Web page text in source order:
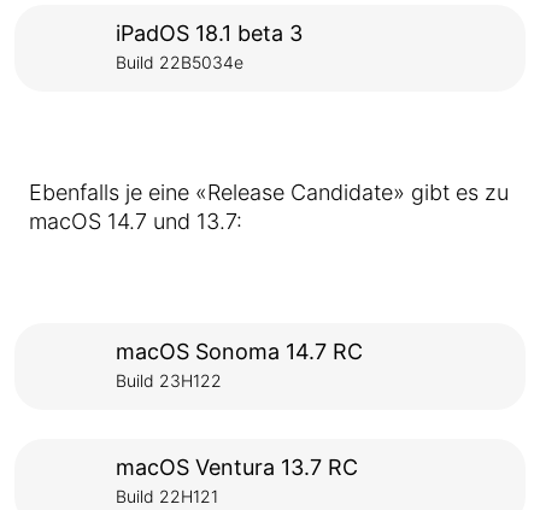
iPadOS 18.1 beta 3
Build 22B5034e
Ebenfalls je eine «Release Candidate» gibt es zu
macOS 14.7 und 13.7:
macOS Sonoma 14.7 RC
Build 23H122
macOS Ventura 13.7 RC
Build 22H121